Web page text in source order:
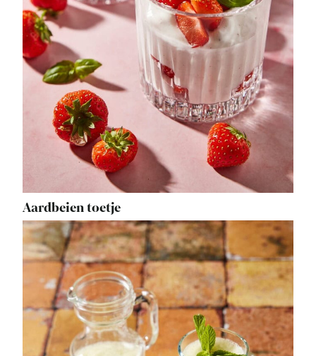
Aardbeien toetje